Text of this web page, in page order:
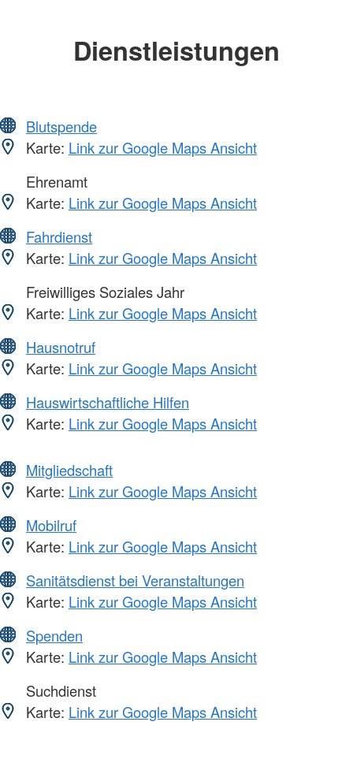
Dienstleistungen
Blutspende
Karte: Link zur Google Maps Ansicht
Ehrenamt
Karte: Link zur Google Maps Ansicht
Fahrdienst
Karte: Link zur Google Maps Ansicht
Freiwilliges Soziales Jahr
Karte: Link zur Google Maps Ansicht
Hausnotruf
Karte: Link zur Google Maps Ansicht
Hauswirtschaftliche Hilfen
Karte: Link zur Google Maps Ansicht
Mitgliedschaft
Karte: Link zur Google Maps Ansicht
Mobilruf
Karte: Link zur Google Maps Ansicht
Sanitätsdienst bei Veranstaltungen
Karte: Link zur Google Maps Ansicht
Spenden
Karte: Link zur Google Maps Ansicht
Suchdienst
Karte: Link zur Google Maps Ansicht